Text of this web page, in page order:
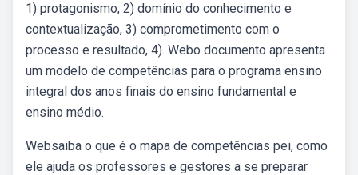
1) protagonismo, 2) domínio do conhecimento e
contextualização, 3) comprometimento com o
processo e resultado, 4). Webo documento apresenta
um modelo de competências para o programa ensino
integral dos anos finais do ensino fundamental e
ensino médio.
Websaiba o que é o mapa de competências pei, como
ele ajuda os professores e gestores a se preparar